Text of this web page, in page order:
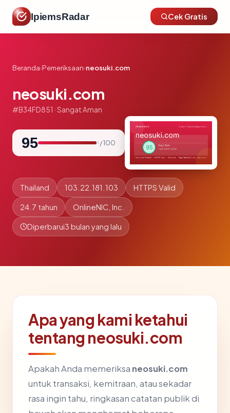
IpiemsRadar Cek Gratis
Beranda›Pemeriksaan›neosuki.com
neosuki.com
#B34FD851 · Sangat Aman
95 / 100
Thailand 103.22.181.103 HTTPS Valid
24.7 tahun OnlineNIC, Inc.
Diperbarui3 bulan yang lalu
Apa yang kami ketahui
tentang neosuki.com
Apakah Anda memeriksa neosuki.com
untuk transaksi, kemitraan, atau sekadar
rasa ingin tahu, ringkasan catatan publik di